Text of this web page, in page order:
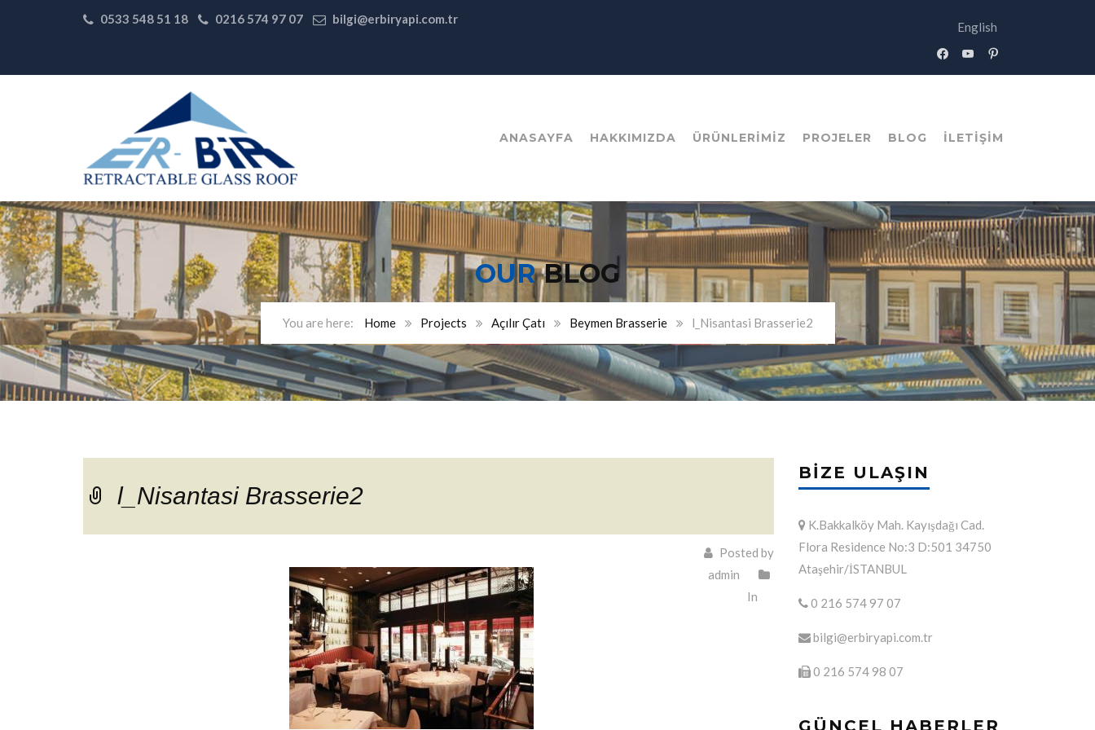
0533 548 51 18 0216 574 97 07 bilgi@erbiryapi.com.tr
English
facebookyoutubepinterest
ANASAYFA HAKKIMIZDA ÜRÜNLERIMIZ PROJELER BLOG İLETIŞIM
OURBLOG
Home Projects Açılır Çatı Beymen Brasserie l_Nisantasi Brasserie2
l_Nisantasi Brasserie2
Posted by
admin
In
BIZE ULAŞIN
K.Bakkalköy Mah. Kayışdağı Cad.
Flora Residence No:3 D:501 34750
Ataşehir/İSTANBUL
0 216 574 97 07
bilgi@erbiryapi.com.tr
0 216 574 98 07